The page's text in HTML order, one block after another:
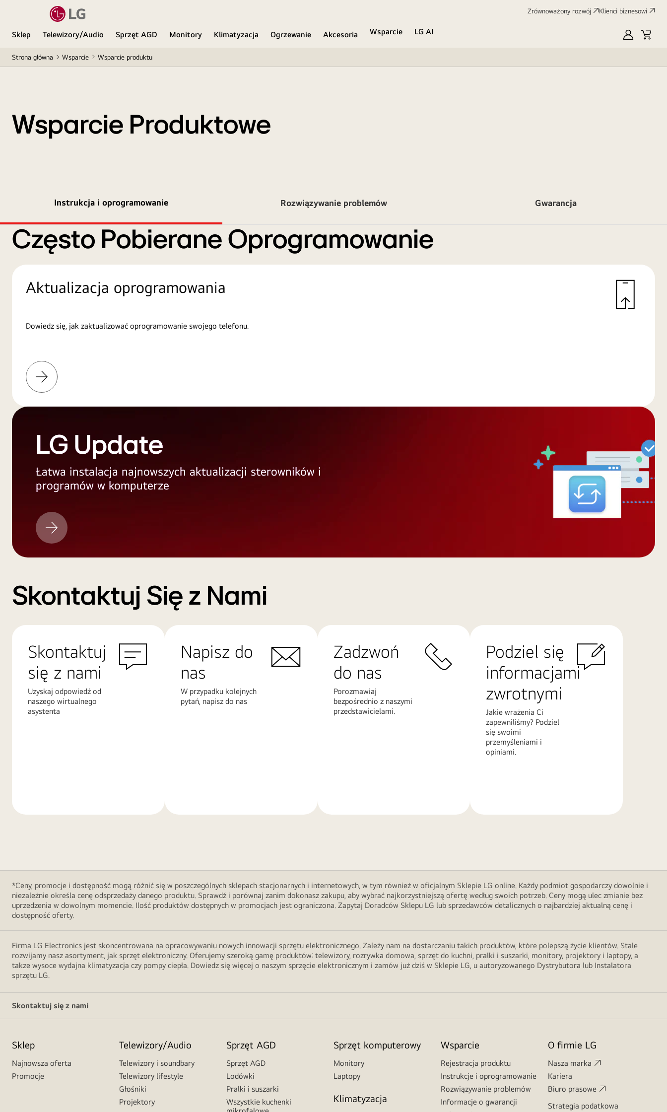
Zrównoważony rozwój Klienci biznesowi
Sklep Telewizory/Audio Sprzęt AGD Monitory Klimatyzacja Ogrzewanie Akcesoria Wsparcie
LG AI
MyLG
Strona główna Wsparcie Wsparcie produktu
Wsparcie Produktowe
Instrukcja i oprogramowanie Rozwiązywanie problemów Gwarancja
Często Pobierane Oprogramowanie
Aktualizacja oprogramowania
Dowiedz się, jak zaktualizować oprogramowanie swojego telefonu.
Więcej
informacji
LG Update
Łatwa instalacja najnowszych aktualizacji sterowników i
programów w komputerze
LG
Update
Skontaktuj Się z Nami
Skontaktuj
się z nami
Uzyskaj odpowiedź od
naszego wirtualnego
asystenta
Napisz do
nas
W przypadku kolejnych
pytań, napisz do nas
Zadzwoń
do nas
Porozmawiaj
bezpośrednio z naszymi
przedstawicielami.
Podziel się
informacjami
zwrotnymi
Jakie wrażenia Ci
zapewniliśmy? Podziel
się swoimi
przemyśleniami i
opiniami.
*Ceny, promocje i dostępność mogą różnić się w poszczególnych sklepach stacjonarnych i internetowych, w tym również w oficjalnym Sklepie LG online. Każdy podmiot gospodarczy dowolnie i
niezależnie określa cenę odsprzedaży danego produktu. Sprawdź i porównaj zanim dokonasz zakupu, aby wybrać najkorzystniejszą ofertę według swoich potrzeb. Ceny mogą ulec zmianie bez
uprzedzenia w dowolnym momencie. Ilość produktów dostępnych w promocjach jest ograniczona. Zapytaj Doradców Sklepu LG lub sprzedawców detalicznych o najbardziej aktualną cenę i
dostępność oferty.
Firma LG Electronics jest skoncentrowana na opracowywaniu nowych innowacji sprzętu elektronicznego. Zależy nam na dostarczaniu takich produktów, które polepszą życie klientów. Stale
rozwijamy nasz asortyment, jak sprzęt elektroniczny. Oferujemy szeroką gamę produktów: telewizory, rozrywka domowa, sprzęt do kuchni, pralki i suszarki, monitory, projektory i laptopy, a
takze wysoce wydajna klimatyzacja czy pompy ciepła. Dowiedz się więcej o naszym sprzęcie elektronicznym i zamów już dziś w Sklepie LG, u autoryzowanego Dystrybutora lub Instalatora
sprzętu LG.
Skontaktuj się z nami
Sklep
Najnowsza oferta
Promocje
Telewizory/Audio
Telewizory i soundbary
Telewizory lifestyle
Głośniki
Projektory
Sprzęt AGD
Sprzęt AGD
Lodówki
Pralki i suszarki
Wszystkie kuchenki
Sprzęt komputerowy
Monitory
Laptopy
Klimatyzacja
Wsparcie
Rejestracja produktu
Instrukcje i oprogramowanie
Rozwiązywanie problemów
Informacje o gwarancji
O firmie LG
Nasza marka
Kariera
Biuro prasowe
Strategia podatkowa